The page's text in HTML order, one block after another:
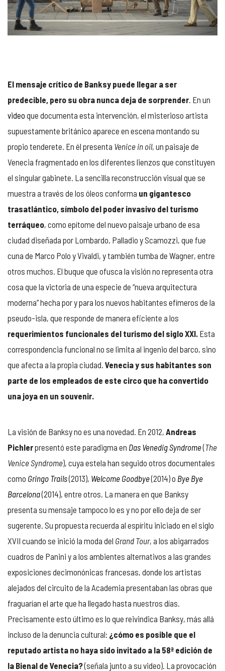
El mensaje crítico de Banksy puede llegar a ser
predecible, pero su obra nunca deja de sorprender . En un
video que documenta esta intervención, el misterioso artista
supuestamente británico aparece en escena montando su
propio tenderete. En él presenta Venice in oil, un paisaje de
Venecia fragmentado en los diferentes lienzos que constituyen
el singular gabinete. La sencilla reconstrucción visual que se
muestra a través de los óleos conforma un gigantesco
trasatlántico, símbolo del poder invasivo del turismo
terráqueo, como epítome del nuevo paisaje urbano de esa
ciudad diseñada por Lombardo, Palladio y Scamozzi, que fue
cuna de Marco Polo y Vivaldi, y también tumba de Wagner, entre
otros muchos. El buque que ofusca la visión no representa otra
cosa que la victoria de una especie de “nueva arquitectura
moderna” hecha por y para los nuevos habitantes efímeros de la
pseudo-isla, que responde de manera eficiente a los
requerimientos funcionales del turismo del siglo XXI. Esta
correspondencia funcional no se limita al ingenio del barco, sino
que afecta a la propia ciudad. Venecia y sus habitantes son
parte de los empleados de este circo que ha convertido
una joya en un souvenir.
La visión de Banksy no es una novedad. En 2012, Andreas
Pichlerpresentó este paradigma en Das Venedig Syndrome(The
Venice Syndrome), cuya estela han seguido otros documentales
como Gringo Trails(2013), Welcome Goodbye(2014) o Bye Bye
Barcelona(2014), entre otros. La manera en que Banksy
presenta su mensaje tampoco lo es y no por ello deja de ser
sugerente. Su propuesta recuerda al espíritu iniciado en el siglo
XVII cuando se inició la moda del Grand Tour, a los abigarrados
cuadros de Panini y a los ambientes alternativos a las grandes
exposiciones decimonónicas francesas, donde los artistas
alejados del circuito de la Academia presentaban las obras que
fraguarían el arte que ha llegado hasta nuestros días.
Precisamente esto último es lo que reivindica Banksy, más allá
incluso de la denuncia cultural: ¿cómo es posible que el
reputado artista no haya sido invitado a la 58ª edición de
la Bienal de Venecia?(señala junto a su video). La provocación